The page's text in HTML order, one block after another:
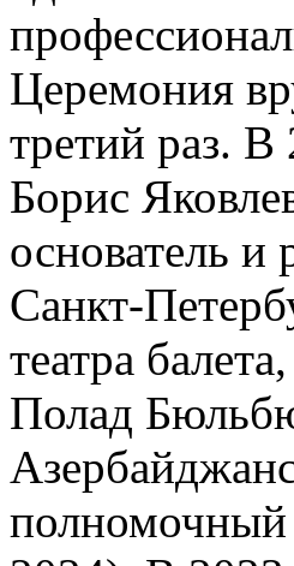
Церемония
третий раз. В
Борис
основатель и
Санкт-
театра
Полад
полномочный